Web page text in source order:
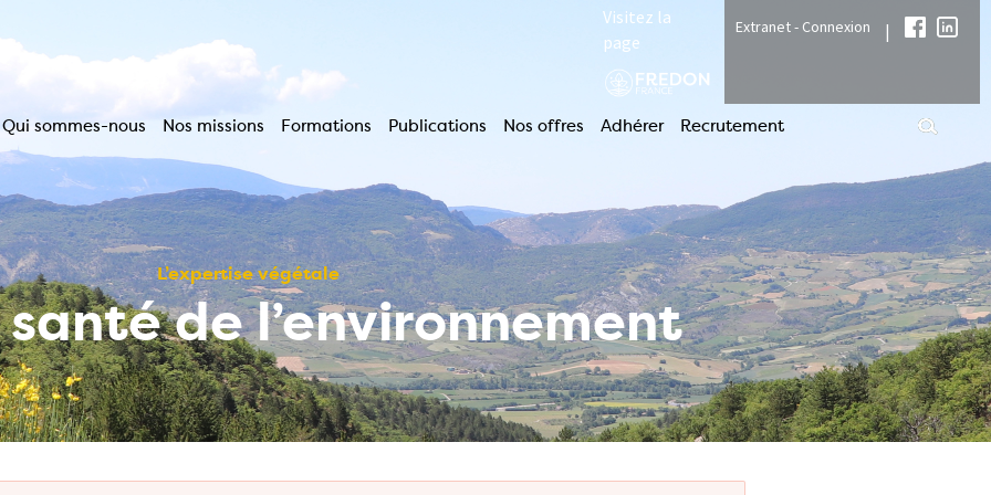
Visitez la
page
Extranet - Connexion |
Qui sommes-nous Nos missions Formations Publications Nos offres Adhérer Recrutement
L’expertise végétale
de l’environnement